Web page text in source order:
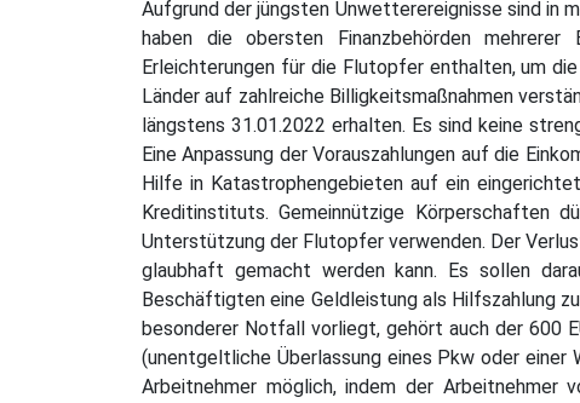
Aufgrund der jüngsten Unwetterereignisse sind in
haben die obersten Finanzbehörden mehrerer
Erleichterungen für die Flutopfer enthalten, um
Länder auf zahlreiche Billigkeitsmaßnahmen
längstens 31.01.2022 erhalten. Es sind keine
Eine Anpassung der Vorauszahlungen auf die
Hilfe in Katastrophengebieten auf ein
Kreditinstituts. Gemeinnützige Körperschaften
Unterstützung der Flutopfer verwenden. Der
glaubhaft gemacht werden kann. Es sollen
Beschäftigten eine Geldleistung als Hilfszahlung
besonderer Notfall vorliegt, gehört auch der 600
(unentgeltliche Überlassung eines Pkw oder einer
Arbeitnehmer möglich, indem der